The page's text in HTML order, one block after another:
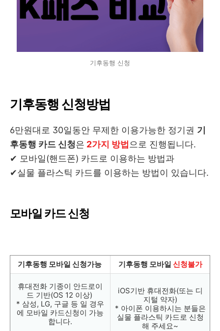
기후동행 신청
기후동행 신청방법
6만원대로 30일동안 무제한 이용가능한 정기권 기
후동행 카드 신청은 2가지 방법 으로 진행됩니다.
✔ 모바일(핸드폰) 카드로 이용하는 방법과
✔실물 플라스틱 카드를 이용하는 방법이 있습니다.
모바일 카드 신청
기후동행 모바일 신청가능 기후동행 모바일 신청불가
휴대전화 기종이 안드로이
드 기반(OS 12 이상)
* 삼성, LG, 구글 등 일 경우
에 모바일 카드신청이 가능
합니다.
iOS기반 휴대전화(또는 디
지털 약자)
* 아이폰 이용하시는 분들은
실물 플라스틱 카드로 신청
해 주세요~